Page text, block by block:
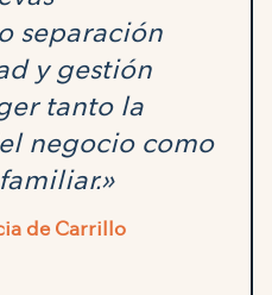
separación
y gestión
tanto la
negocio como
de Carrillo